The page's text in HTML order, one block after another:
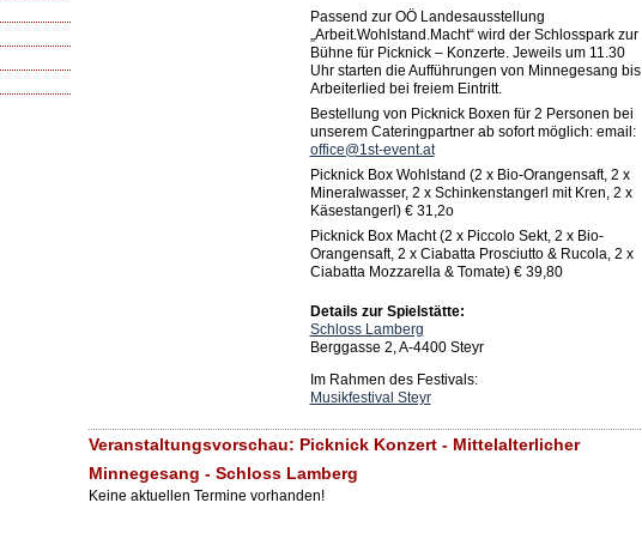
Passend zur OÖ Landesausstellung
„Arbeit.Wohlstand.Macht“ wird der Schlosspark zur
Bühne für Picknick – Konzerte. Jeweils um 11.30
Uhr starten die Aufführungen von Minnegesang bis
Arbeiterlied bei freiem Eintritt.
Bestellung von Picknick Boxen für 2 Personen bei
unserem Cateringpartner ab sofort möglich: email:
office@1st-event.at
Picknick Box Wohlstand (2 x Bio-Orangensaft, 2 x
Mineralwasser, 2 x Schinkenstangerl mit Kren, 2 x
Käsestangerl) € 31,2o
Picknick Box Macht (2 x Piccolo Sekt, 2 x Bio-
Orangensaft, 2 x Ciabatta Prosciutto & Rucola, 2 x
Ciabatta Mozzarella & Tomate) € 39,80
Details zur Spielstätte:
Schloss Lamberg
Berggasse 2, A-4400 Steyr
Im Rahmen des Festivals:
Musikfestival Steyr
Veranstaltungsvorschau: Picknick Konzert - Mittelalterlicher
Minnegesang - Schloss Lamberg
Keine aktuellen Termine vorhanden!